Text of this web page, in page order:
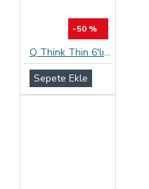
-50 %
Q Think Thin 6'lı Ekstra İnce Vanilya Aromalı Prezervatif
Sepete Ekle